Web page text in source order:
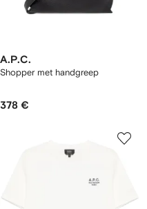
A.P.C.
Shopper met handgreep
378 €